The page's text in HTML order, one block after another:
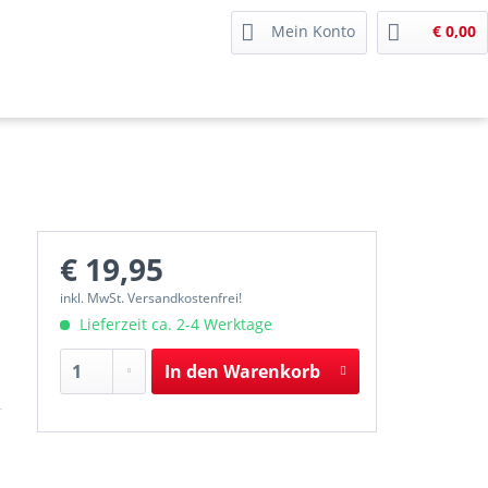
Mein Konto € 0,00
€ 19,95
inkl. MwSt. Versandkostenfrei!
Lieferzeit ca. 2-4 Werktage
In den Warenkorb